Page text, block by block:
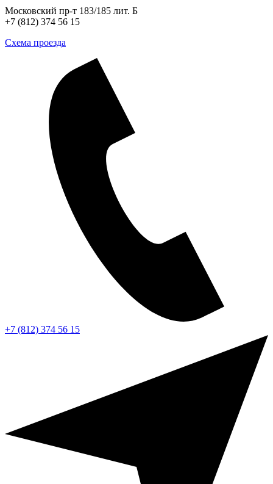
Московский пр-т 183/185 лит. Б
+7 (812) 374 56 15
Схема проезда
+7 (812) 374 56 15